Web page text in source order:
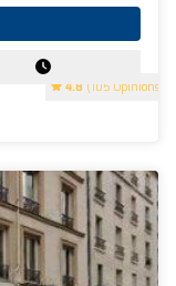
4.8 (105 Opinions)